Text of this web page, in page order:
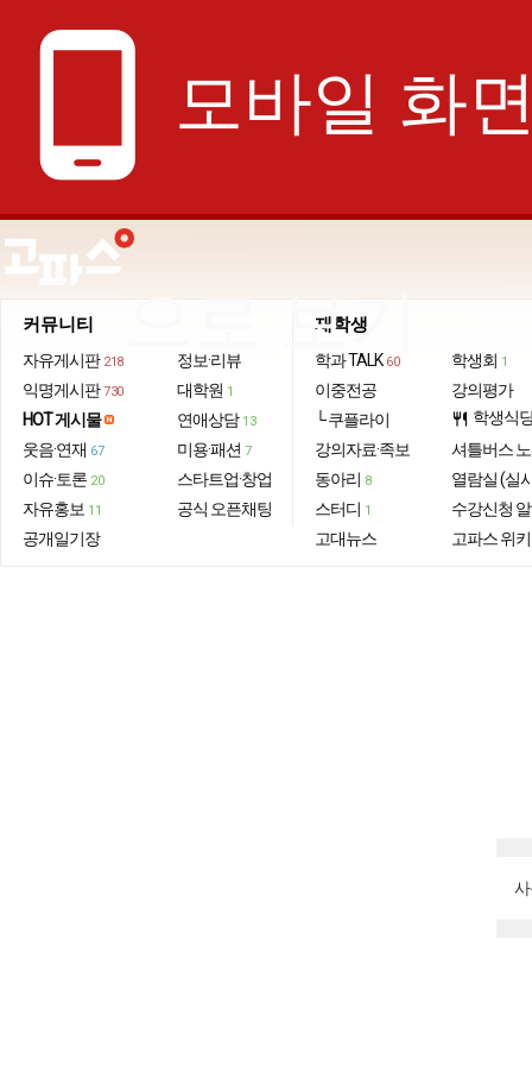
phone_android 모바일 화
으로 보기
커뮤니티
자유게시판 218
익명게시판 730
HOT 게시물
웃음·연재 67
이슈·토론 20
자유홍보 11
공개일기장
정보·리뷰
대학원 1
연애상담 13
미용·패션 7
스타트업·창업
공식 오픈채팅
재학생
학과 TALK 60
이중전공
└ 쿠플라이
강의자료·족보
동아리 8
스터디 1
고대뉴스
학생회 1
강의평가
restaurant 학생식
셔틀버스
열람실 (실
수강신청
고파스 위키